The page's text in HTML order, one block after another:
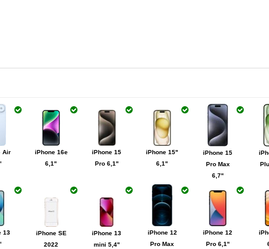
iPhone 12
Pro 6,1"
iPhone 12
Pro Max
iPhone 13
mini 5,4"
iPhone SE
2022
13
iPhone 15
Pro Max
6,7"
iPhone 15"
6,1"
iPhone 15
Pro 6,1"
iPhone 16e
6,1"
Air